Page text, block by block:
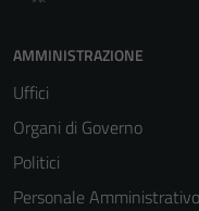
AMMINISTRAZIONE
Uffici
Organi di Governo
Politici
Personale Amministrativo